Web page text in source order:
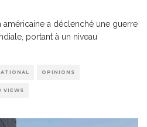
américaine a déclenché une guerre
portant à un niveau
OPINIONS
VIEWS